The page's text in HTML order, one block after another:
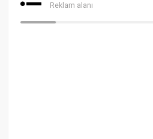
Reklam alanı